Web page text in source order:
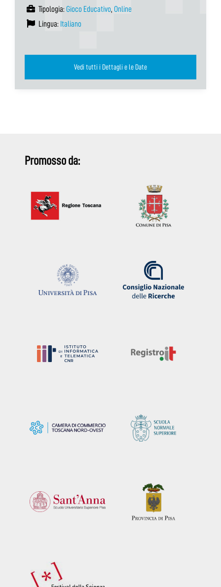
Tipologia: Gioco Educativo, Online
Lingua: Italiano
Vedi tutti i Dettagli e le Date
Promosso da: